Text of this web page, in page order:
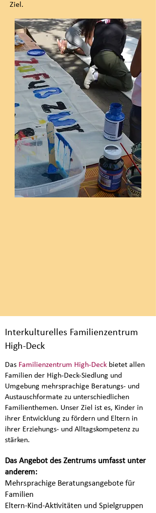
Ziel.
Interkulturelles Familienzentrum
High-Deck
Das Familienzentrum High-Deck bietet allen
Familien der High-Deck-Siedlung und
Umgebung mehrsprachige Beratungs- und
Austauschformate zu unterschiedlichen
Familienthemen. Unser Ziel ist es, Kinder in
ihrer Entwicklung zu fördern und Eltern in
ihrer Erziehungs- und Alltagskompetenz zu
stärken.
Das Angebot des Zentrums umfasst unter
anderem:
Mehrsprachige Beratungsangebote für
Familien
Eltern-Kind-Aktivitäten und Spielgruppen